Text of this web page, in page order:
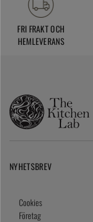
FRI FRAKT OCH
HEMLEVERANS
NYHETSBREV
Cookies
Företag